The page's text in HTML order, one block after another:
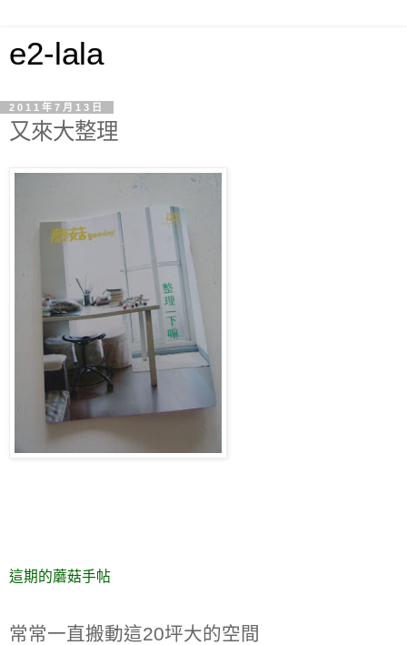
e2-lala
2011年7月13日
又來大整理
這期的蘑菇手帖
常常一直搬動這20坪大的空間